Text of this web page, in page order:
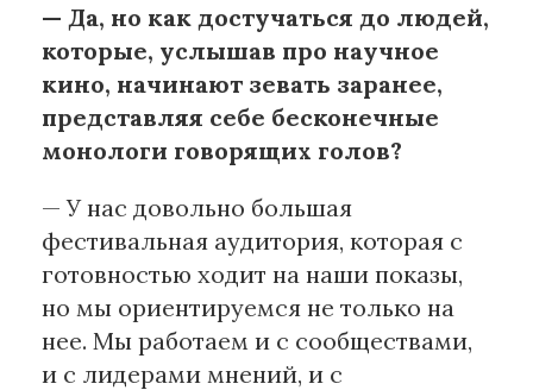
— Да, но как достучаться до людей,
которые, услышав про научное
кино, начинают зевать заранее,
представляя себе бесконечные
монологи говорящих голов?
— У нас довольно большая
фестивальная аудитория, которая с
готовностью ходит на наши показы,
но мы ориентируемся не только на
нее. Мы работаем и с сообществами,
и с лидерами мнений, и с